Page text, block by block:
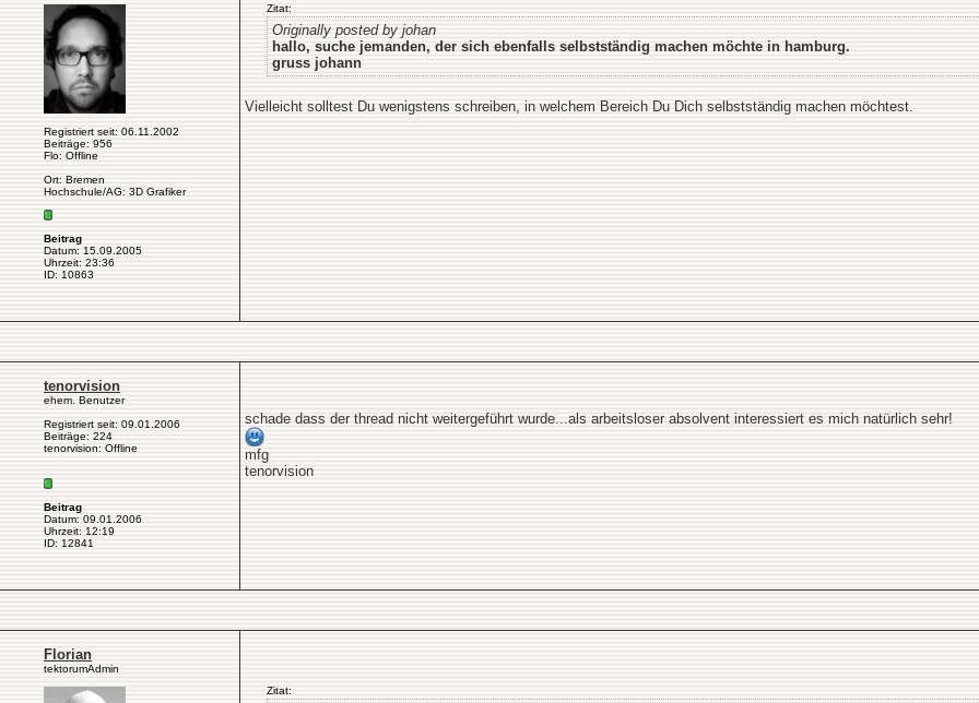
Registriert seit: 06.11.2002
Beiträge: 956
Flo: Offline
Ort: Bremen
Hochschule/AG: 3D Grafiker
Beitrag
Datum: 15.09.2005
Uhrzeit: 23:36
ID: 10863
Zitat:
Originally posted by johan
hallo, suche jemanden, der sich ebenfalls selbstständig machen möchte in hamburg.
gruss johann
Vielleicht solltest Du wenigstens schreiben, in welchem Bereich Du Dich selbstständig machen möchtest.
tenorvision
ehem. Benutzer
Registriert seit: 09.01.2006
Beiträge: 224
tenorvision: Offline
Beitrag
Datum: 09.01.2006
Uhrzeit: 12:19
ID: 12841
schade dass der thread nicht weitergeführt wurde...als arbeitsloser absolvent interessiert es mich natürlich sehr!
mfg
tenorvision
Florian
tektorumAdmin
Zitat: